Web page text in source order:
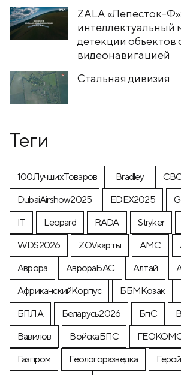
ZALA «Лепесток-Ф»:
интеллектуальный
детекции объектов
видеонавигацией
Стальная дивизия
Теги
100ЛучшихТоваров Bradley
DubaiAirshow2025
EDEX2025
IT
Leopard RADA Stryker
WDS2026
ZOVкарты АМС
Аврора
АврораБАС Алтай
АфриканскийКорпус
ББМКозак
БПЛА
Беларусь2026 БпС
Вавилов
ВойскаБПС
Газпром
Геологоразведка